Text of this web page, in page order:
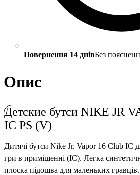
Повернення 14 днівБез
Опис
Детские бутси NIKE JR
IC PS (V)
Дитячі бутси Nike Jr. Vapor 16 Club IC
гри в приміщенні (IC). Легка
плоска підошва для маленьких гравців.